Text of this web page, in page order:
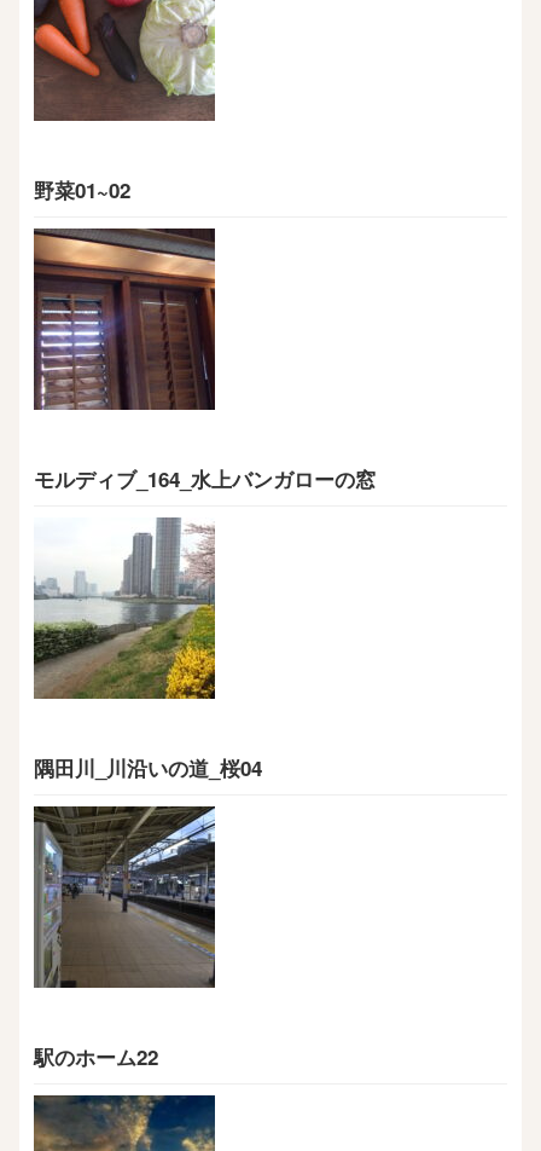
野菜01~02
モルディブ_164_水上バンガローの窓
隅田川_川沿いの道_桜04
駅のホーム22